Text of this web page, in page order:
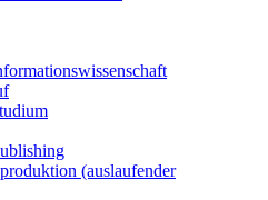
(auslaufender